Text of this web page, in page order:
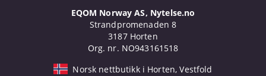
EQOM Norway AS, Nytelse.no
Strandpromenaden 8
3187 Horten
Org. nr. NO943161518
Norsk nettbutikk i Horten, Vestfold